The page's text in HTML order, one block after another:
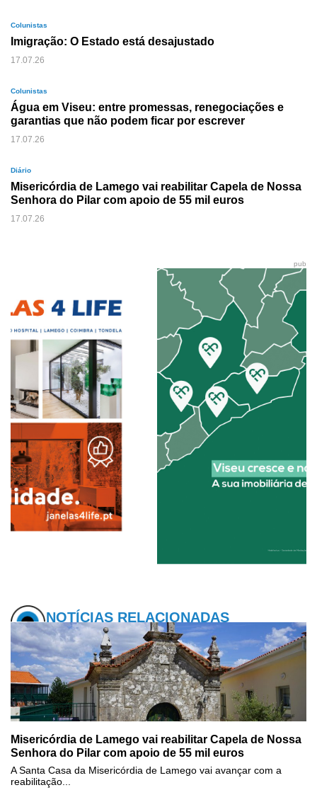
Colunistas
Imigração: O Estado está desajustado
17.07.26
Colunistas
Água em Viseu: entre promessas, renegociações e
garantias que não podem ficar por escrever
17.07.26
Diário
Misericórdia de Lamego vai reabilitar Capela de Nossa
Senhora do Pilar com apoio de 55 mil euros
17.07.26
pub
NOTÍCIAS RELACIONADAS
Misericórdia de Lamego vai reabilitar Capela de Nossa
Senhora do Pilar com apoio de 55 mil euros
A Santa Casa da Misericórdia de Lamego vai avançar com a
reabilitação...